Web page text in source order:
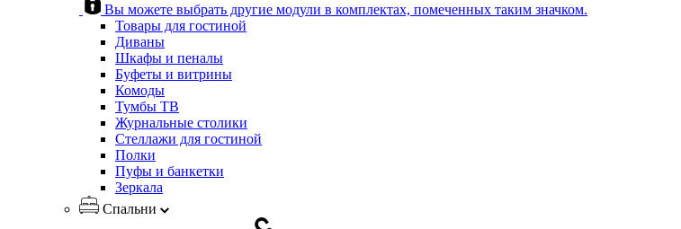
Вы можете выбрать другие модули в комплектах, помеченных таким значком.
Товары для гостиной
Диваны
Шкафы и пеналы
Буфеты и витрины
Комоды
Тумбы ТВ
Журнальные столики
Стеллажи для гостиной
Полки
Пуфы и банкетки
Зеркала
Спальни